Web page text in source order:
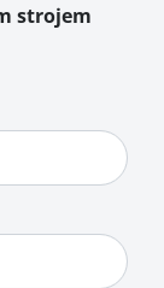
strojem